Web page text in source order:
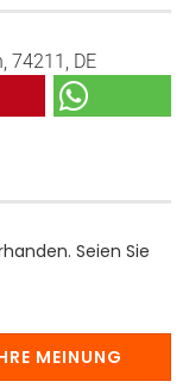
74211, DE
Seien Sie
MEINUNG